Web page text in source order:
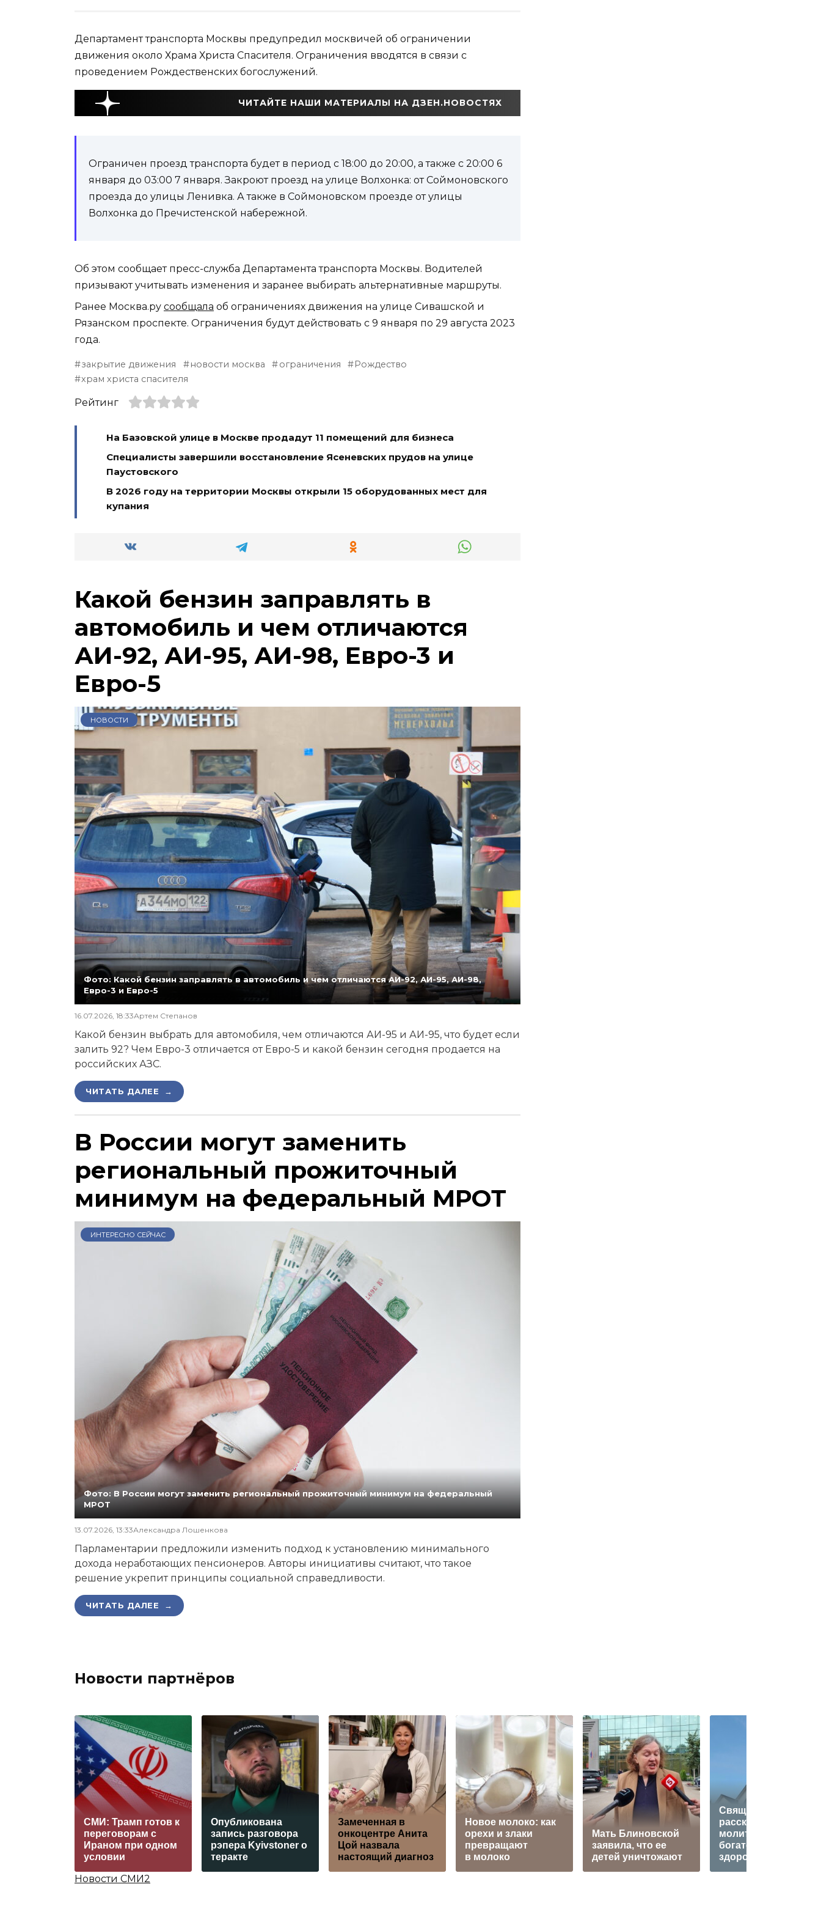
Департамент транспорта Москвы предупредил москвичей об ограничении
движения около Храма Христа Спасителя. Ограничения вводятся в связи с
проведением Рождественских богослужений.
ЧИТАЙТЕ НАШИ МАТЕРИАЛЫ НА ДЗЕН.НОВОСТЯХ
Ограничен проезд транспорта будет в период с 18:00 до 20:00, а также с 20:00 6
января до 03:00 7 января. Закроют проезд на улице Волхонка: от Соймоновского
проезда до улицы Ленивка. А также в Соймоновском проезде от улицы
Волхонка до Пречистенской набережной.
Об этом сообщает пресс-служба Департамента транспорта Москвы. Водителей
призывают учитывать изменения и заранее выбирать альтернативные маршруты.
Ранее Москва.ру сообщала об ограничениях движения на улице Сивашской и
Рязанском проспекте. Ограничения будут действовать с 9 января по 29 августа 2023
года.
закрытие движения новости москва ограничения
Рождество
храм христа спасителя
Рейтинг
На Базовской улице в Москве продадут 11 помещений для бизнеса
Специалисты завершили восстановление Ясеневских прудов на улице
Паустовского
В 2026 году на территории Москвы открыли 15 оборудованных мест для
купания
Какой бензин заправлять в
автомобиль и чем отличаются
АИ-92, АИ-95, АИ-98, Евро-3 и
Евро-5
НОВОСТИ
Фото: Какой бензин заправлять в автомобиль и чем отличаются АИ-92, АИ-95, АИ-98,
Евро-3 и Евро-5
16.07.2026, 18:33Артем Степанов
Какой бензин выбрать для автомобиля, чем отличаются АИ-95 и АИ-95, что будет если
залить 92? Чем Евро-3 отличается от Евро-5 и какой бензин сегодня продается на
российских АЗС.
ЧИТАТЬ ДАЛЕЕ →
В России могут заменить
региональный прожиточный
минимум на федеральный МРОТ
ИНТЕРЕСНО СЕЙЧАС
Фото: В России могут заменить региональный прожиточный минимум на федеральный
МРОТ
13.07.2026, 13:33Александра Лошенкова
Парламентарии предложили изменить подход к установлению минимального
дохода неработающих пенсионеров. Авторы инициативы считают, что такое
решение укрепит принципы социальной справедливости.
ЧИТАТЬ ДАЛЕЕ →
Новости партнёров
СМИ: Трамп готов к
переговорам с
Ираном при одном
условии
Опубликована
запись разговора
рэпера Kyivstoner о
теракте
Замеченная в
онкоцентре Анита
Цой назвала
настоящий диагноз
Новое молоко: как
орехи и злаки
превращают
в молоко
Мать Блиновской
заявила, что ее
детей уничтожают
Священник
рассказал, стоит ли
молиться о
богатстве и
здоровье
Новости СМИ2